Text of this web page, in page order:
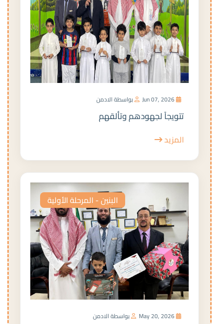
بواسطة الادمن
تتويجاً لجهودهم وتألقهم
المزيد
البنين - المرحلة الأولية
بواسطة الادمن